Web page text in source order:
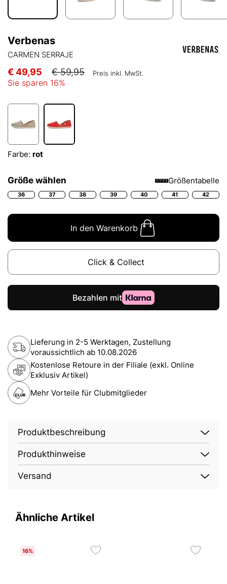
Verbenas
CARMEN SERRAJE
€ 49,95 € 59,95 Preis inkl. MwSt.
Sie sparen 16%
Farbe: rot
Größe wählen Größentabelle
36 37 38 39 40 41 42
In den Warenkorb
Click & Collect
Lieferung in 2-5 Werktagen, Zustellung
voraussichtlich ab 10.08.2026
Kostenlose Retoure in der Filiale (exkl. Online
Exklusiv Artikel)
Mehr Vorteile für Clubmitglieder
Produktbeschreibung
Produkthinweise
Versand
Ähnliche Artikel
16%